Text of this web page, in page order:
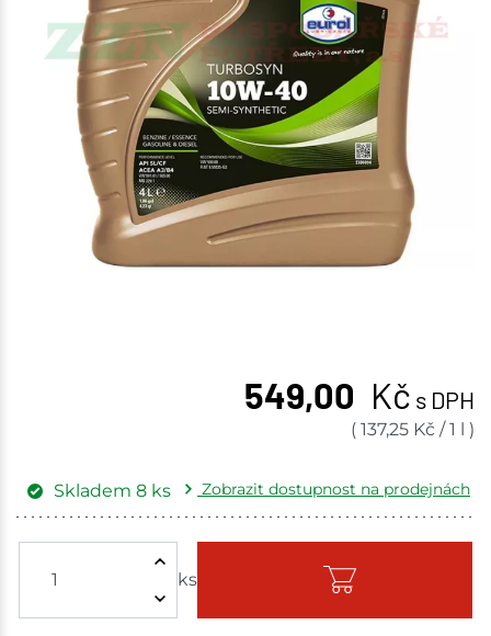
549,00 Kč s DPH
( 137,25 Kč /1 l )
ks
Skladem 8 ks
Zobrazit dostupnost na prodejnách
Skladem - ihned k odeslání
Havlíčkův Brod 1 ks